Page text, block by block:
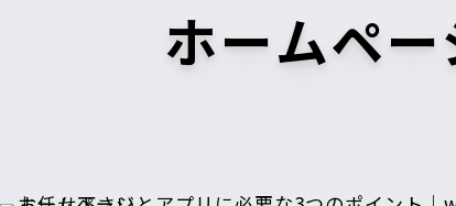
ホームペ